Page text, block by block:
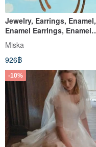
Jewelry, Earrings, Enamel,
Enamel Earrings, Enamel
Jewelry, Bird Earrings with
Polka Dots, Bird Earrings,
Enameled Earrings, Bird
Jewelry, Polka Dots,
Miska
926฿
-10%